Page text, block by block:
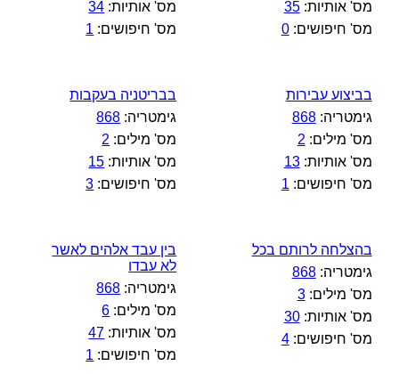
מס' אותיות:35
מס' חיפושים:0
מס' אותיות: 34
מס' חיפושים: 1
בביצוע עבירות
גימטריה:868
מס' מילים: 2
מס' אותיות:13
מס' חיפושים: 1
בבריטניה בעקבות
גימטריה: 868
מס' מילים: 2
מס' אותיות: 15
מס' חיפושים: 3
בהצלחה לרותם בכל
גימטריה:868
מס' מילים:3
מס' אותיות:30
מס' חיפושים:4
בין עבד אלהים לאשר
לא עבדו
גימטריה: 868
מס' מילים: 6
מס' אותיות: 47
מס' חיפושים: 1